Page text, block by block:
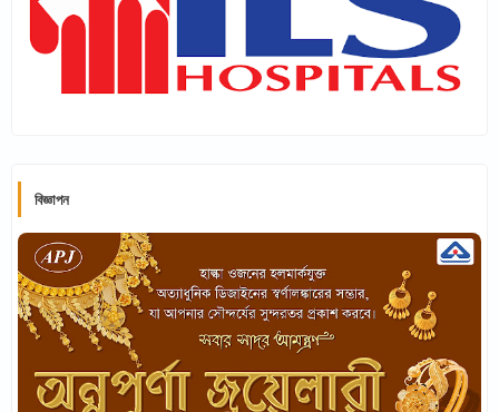
বিজ্ঞাপন